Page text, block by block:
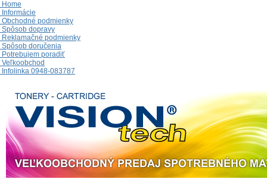
Home
Informácie
Obchodné podmienky
Spôsob dopravy
Reklamačné podmienky
Spôsob doručenia
Potrebujem poradiť
Veľkoobchod
Infolinka 0948-083787